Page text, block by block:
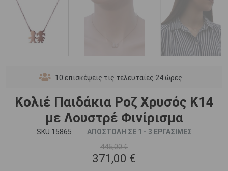
10 επισκέψεις τις τελευταίες 24 ώρες
Κολιέ Παιδάκια Ροζ Χρυσός Κ14
με Λουστρέ Φινίρισμα
SKU 15865
ΑΠΟΣΤΟΛΗ ΣΕ 1 - 3 ΕΡΓΑΣΙΜΕΣ
445,00 €
371,00 €